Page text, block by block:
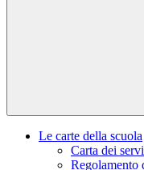
Le carte della scuola
Carta dei
Regolamento